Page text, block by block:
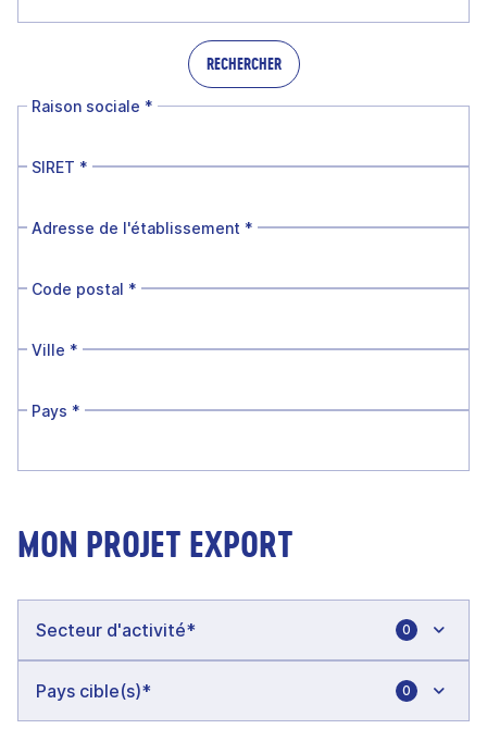
RECHERCHER
Raison sociale *
SIRET *
Adresse de l'établissement *
Code postal *
Ville *
Pays *
MON PROJET EXPORT
0
0